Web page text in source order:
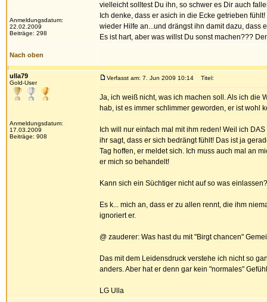
Anmeldungsdatum:
22.02.2009
Beiträge: 298
vielleicht solltest Du ihn, so schwer es Dir auch
Ich denke, dass er asich in die Ecke getrieben
wieder Hilfe an...und drängst ihn damit dazu, dass
Es ist hart, aber was willst Du sonst machen???
Nach oben
ulla79
Gold-User
Anmeldungsdatum:
17.03.2009
Beiträge: 908
Verfasst am: 7. Jun 2009 10:14 Titel:
Ja, ich weiß nicht, was ich machen soll. Als ich die
hab, ist es immer schlimmer geworden, er ist wohl
Ich will nur einfach mal mit ihm reden! Weil ich
ihr sagt, dass er sich bedrängt fühlt! Das ist ja
Tag hoffen, er meldet sich. Ich muss auch mal an
er mich so behandelt!
Kann sich ein Süchtiger nicht auf so was einlassen?
Es k... mich an, dass er zu allen rennt, die ihm
ignoriert er.
@ zauderer: Was hast du mit "Birgt chancen"
Das mit dem Leidensdruck verstehe ich nicht so
anders. Aber hat er denn gar kein "normales"
LG Ulla